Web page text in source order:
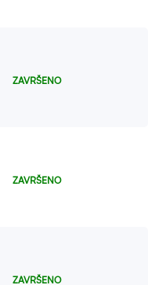
ZAVRŠENO
ZAVRŠENO
ZAVRŠENO